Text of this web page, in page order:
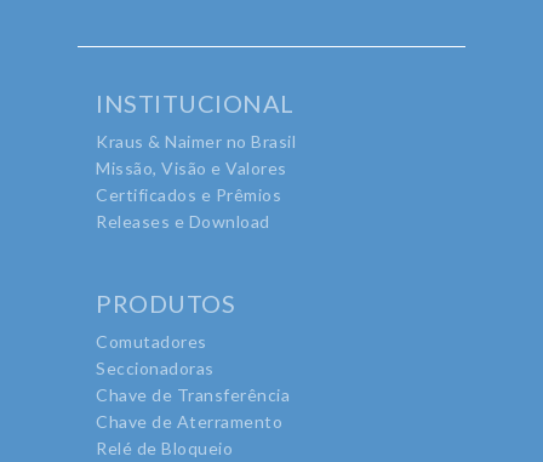
INSTITUCIONAL
Kraus & Naimer no Brasil
Missão, Visão e Valores
Certificados e Prêmios
Releases e Download
PRODUTOS
Comutadores
Seccionadoras
Chave de Transferência
Chave de Aterramento
Relé de Bloqueio